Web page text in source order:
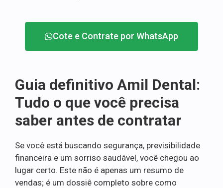
Cote e Contrate por WhatsApp
Guia definitivo Amil Dental:
Tudo o que você precisa
saber antes de contratar
Se você está buscando segurança, previsibilidade
financeira e um sorriso saudável, você chegou ao
lugar certo. Este não é apenas um resumo de
vendas; é um dossiê completo sobre como